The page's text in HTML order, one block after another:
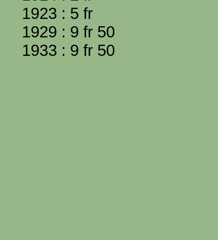
1923 : 5 fr
1929 : 9 fr 50
1933 : 9 fr 50